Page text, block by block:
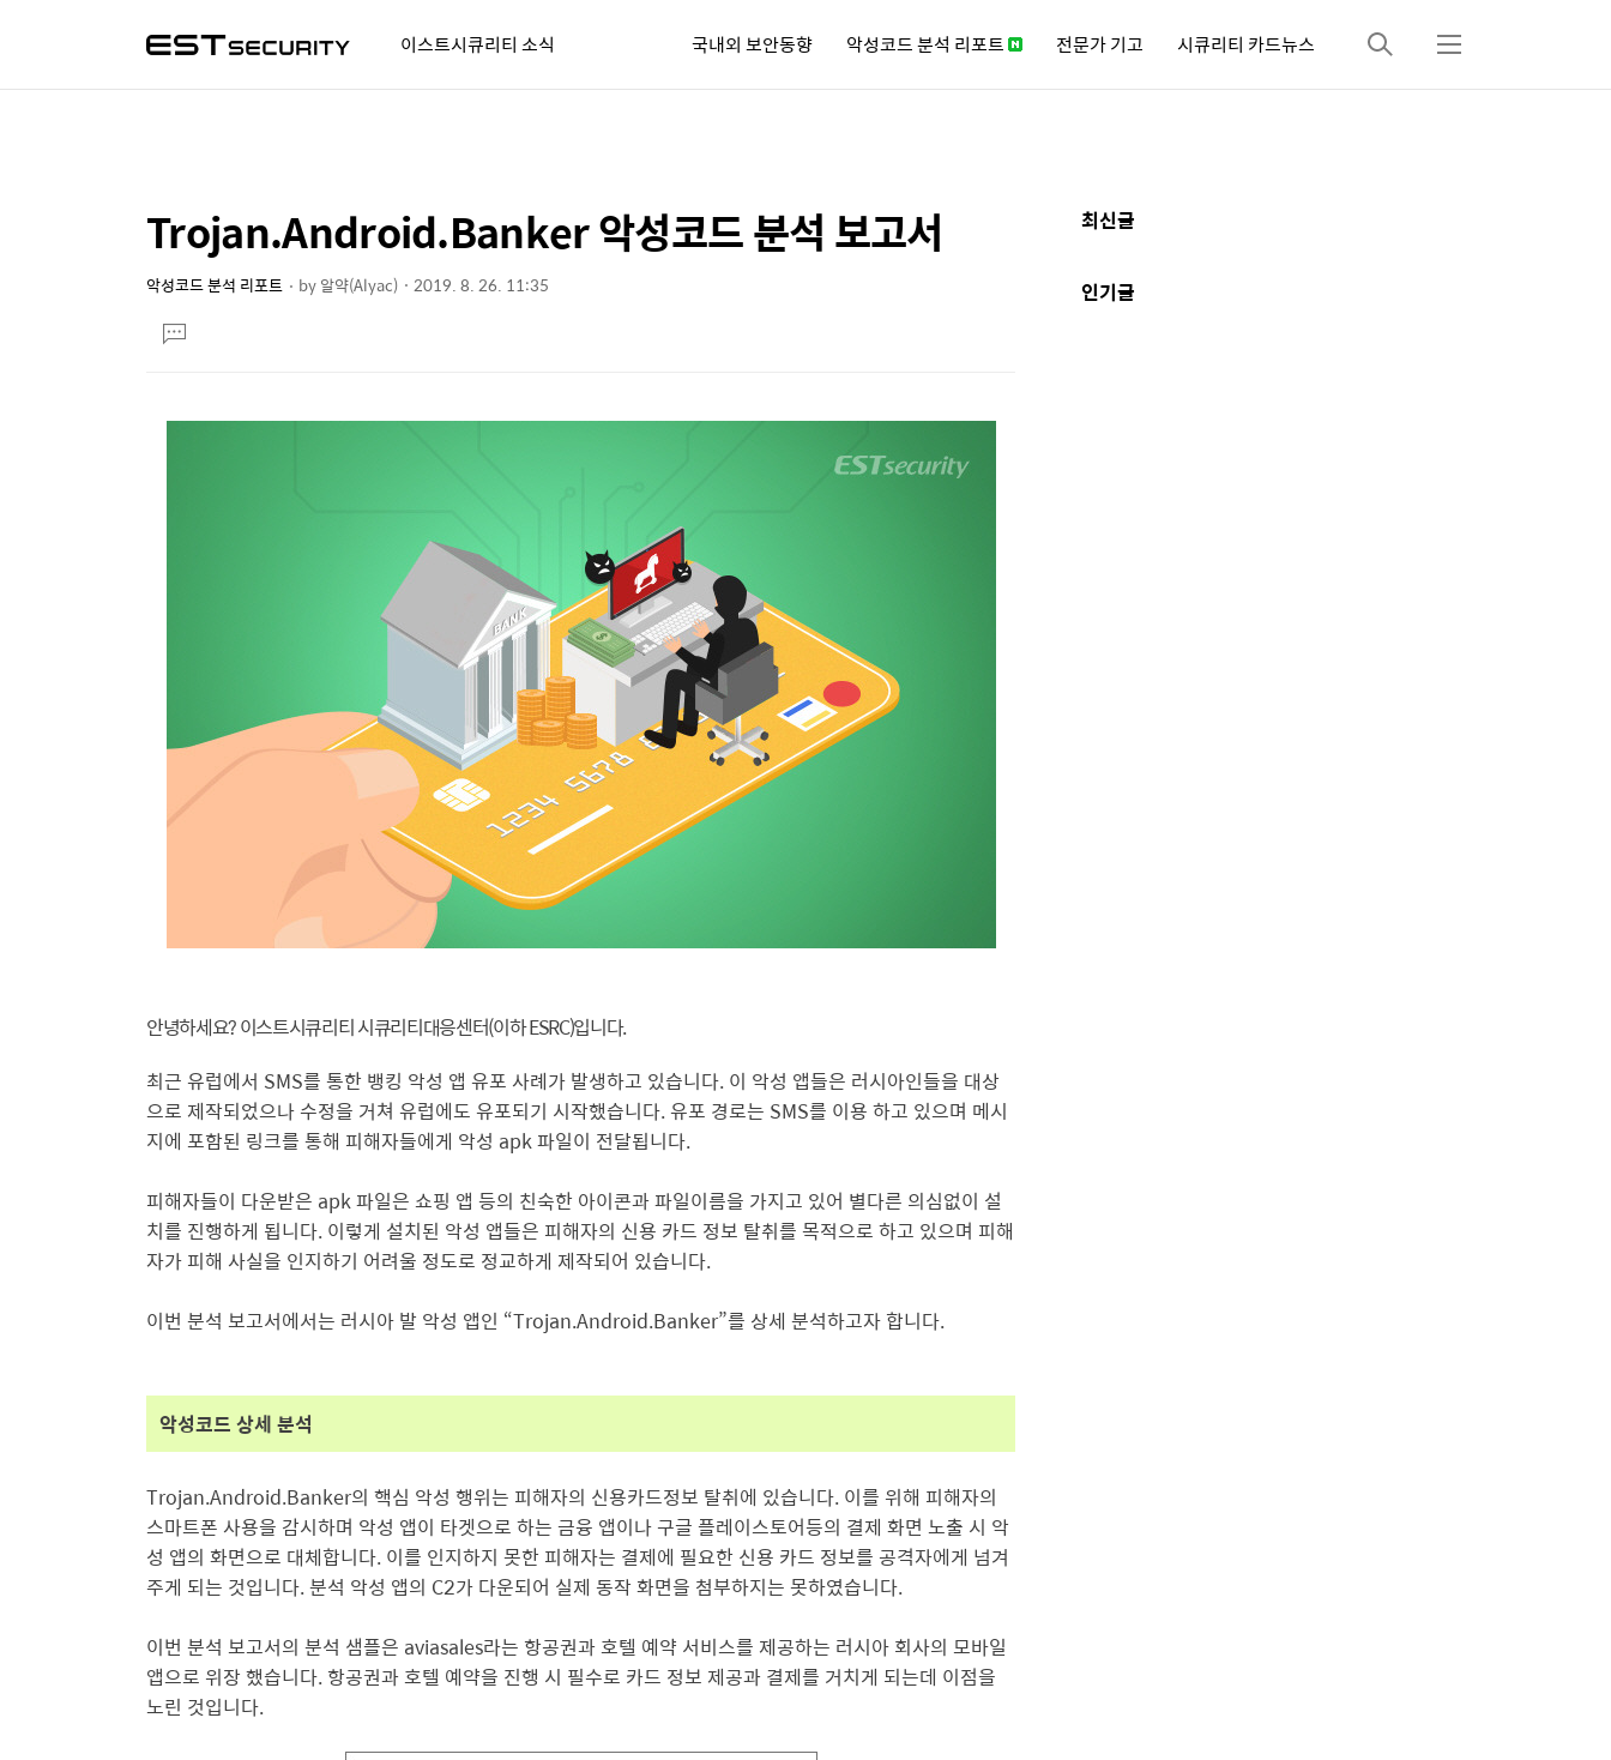
이스트시큐리티 소식 국내외 보안동향 악성코드 분석 리포트 전문가 기고 시큐리티 카드뉴스
검
메
상
세
컨
텐
본
문
제
Trojan.Android.Banker 악성코드 분석 보고서
악성코드 분석 리포트 by알약(Alyac) 2019. 8. 26. 11:35
문댓
글
안녕하세요? 이스트시큐리티 시큐리티대응센터(이하 ESRC)입니다.
최근 유럽에서 SMS를 통한 뱅킹 악성 앱 유포 사례가 발생하고 있습니다. 이 악성 앱들은 러시아인들을 대상
으로 제작되었으나 수정을 거쳐 유럽에도 유포되기 시작했습니다. 유포 경로는 SMS를 이용 하고 있으며 메시
지에 포함된 링크를 통해 피해자들에게 악성 apk 파일이 전달됩니다.
피해자들이 다운받은 apk 파일은 쇼핑 앱 등의 친숙한 아이콘과 파일이름을 가지고 있어 별다른 의심없이 설
치를 진행하게 됩니다. 이렇게 설치된 악성 앱들은 피해자의 신용 카드 정보 탈취를 목적으로 하고 있으며 피해
자가 피해 사실을 인지하기 어려울 정도로 정교하게 제작되어 있습니다.
이번 분석 보고서에서는 러시아 발 악성 앱인 “Trojan.Android.Banker”를 상세 분석하고자 합니다.
악성코드 상세 분석
Trojan.Android.Banker의 핵심 악성 행위는 피해자의 신용카드정보 탈취에 있습니다. 이를 위해 피해자의
스마트폰 사용을 감시하며 악성 앱이 타겟으로 하는 금융 앱이나 구글 플레이스토어등의 결제 화면 노출 시 악
성 앱의 화면으로 대체합니다. 이를 인지하지 못한 피해자는 결제에 필요한 신용 카드 정보를 공격자에게 넘겨
주게 되는 것입니다. 분석 악성 앱의 C2가 다운되어 실제 동작 화면을 첨부하지는 못하였습니다.
이번 분석 보고서의 분석 샘플은 aviasales라는 항공권과 호텔 예약 서비스를 제공하는 러시아 회사의 모바일
앱으로 위장 했습니다. 항공권과 호텔 예약을 진행 시 필수로 카드 정보 제공과 결제를 거치게 되는데 이점을
노린 것입니다.
추
정
최신글
인기글